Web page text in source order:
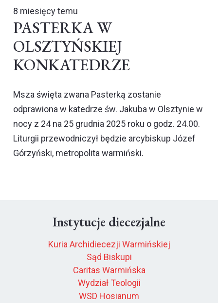
8 miesięcy temu
PASTERKA W
OLSZTYŃSKIEJ
KONKATEDRZE
Msza święta zwana Pasterką zostanie
odprawiona w katedrze św. Jakuba w Olsztynie w
nocy z 24 na 25 grudnia 2025 roku o godz. 24.00.
Liturgii przewodniczył będzie arcybiskup Józef
Górzyński, metropolita warmiński.
Instytucje diecezjalne
Kuria Archidiecezji Warmińskiej
Sąd Biskupi
Caritas Warmińska
Wydział Teologii
WSD Hosianum